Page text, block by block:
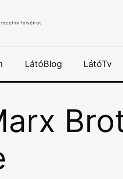
LátóBlog LátóTv